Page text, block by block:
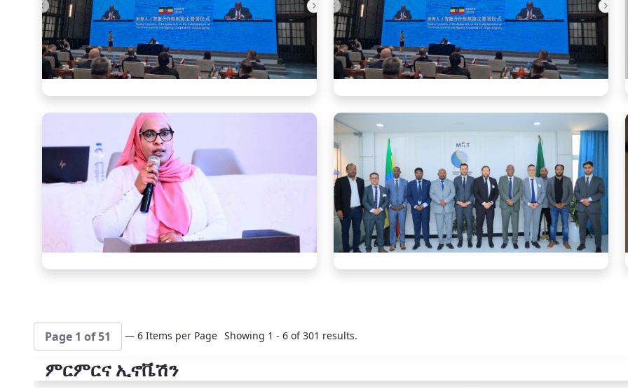
Page 1 of 51 — 6 Items per Page Showing 1 - 6 of 301 results.
ምርምርና ኢኖቬሽን